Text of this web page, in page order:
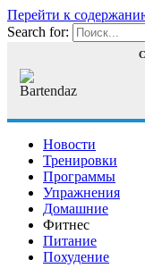
Перейти к
Search for:
Новости
Тренировки
Программы
Упражнения
Домашние
Фитнес
Питание
Похудение